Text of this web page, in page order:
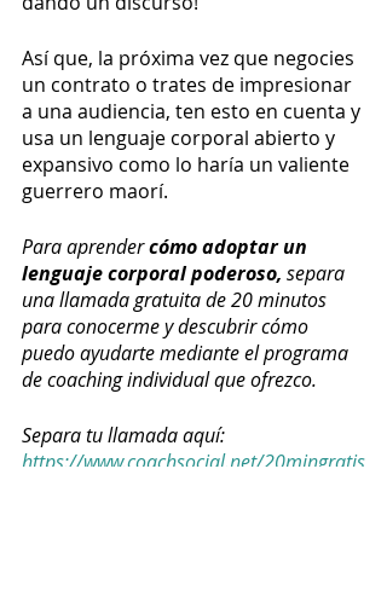
Así que, la próxima vez que negocies
un contrato o trates de impresionar
a una audiencia, ten esto en cuenta y
usa un lenguaje corporal abierto y
expansivo como lo haría un valiente
guerrero maorí.
Para aprender cómo adoptar un
lenguaje corporal poderoso, separa
una llamada gratuita de 20 minutos
para conocerme y descubrir cómo
puedo ayudarte mediante el programa
de coaching individual que ofrezco.
Separa tu llamada aquí:
https://www.coachsocial.net/20mingratis